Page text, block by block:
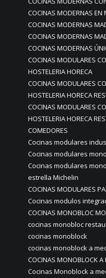
COCINAS MODERNAS EN
COCINAS MODERNAS
COCINAS MODERNAS
COCINAS MODERNAS
COCINAS MODULARES
HOSTELERIA HORECA
COCINAS MODULARES
HOSTELERIA HORECA
COCINAS MODULARES
HOSTELERIA HORECA
COMEDORES
Cocinas modulares
Cocinas modulares
Cocinas modulares
estrella Michelin
COCINAS MODULARES
Cocinas modulos
COCINAS MONOBLOC
cocinas monobloc
cocinas monoblock
cocinas monoblock a
COCINAS MONOBLOCK A
Cocinas Monoblock a